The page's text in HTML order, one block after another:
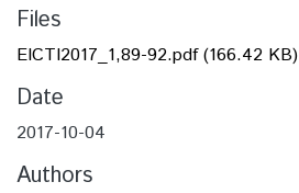
Files
EICTI2017_1,89-92.pdf(166.42 KB)
Date
2017-10-04
Authors